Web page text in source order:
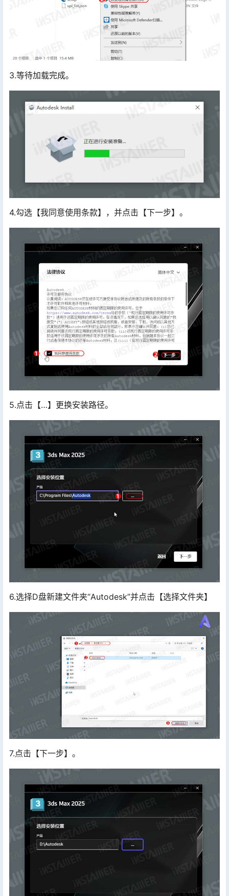
3.等待加载完成。
4.勾选【我同意使用条款】，并点击【下一步】。
5.点击【…】更换安装路径。
6.选择D盘新建文件夹“Autodesk”并点击【选择文件夹】
7.点击【下一步】。